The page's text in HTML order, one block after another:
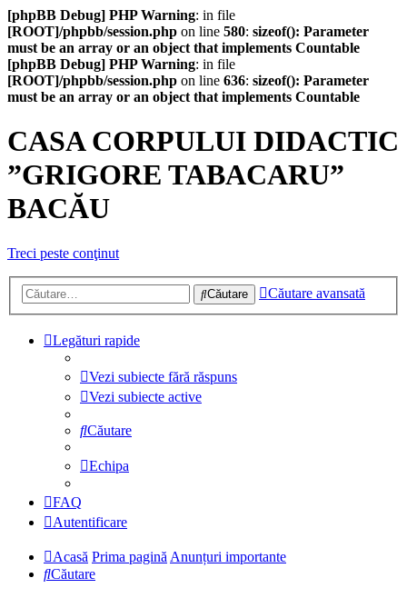
[phpBB Debug] PHP Warning: in file
[ROOT]/phpbb/session.php on line 580: sizeof(): Parameter
must be an array or an object that implements Countable
[phpBB Debug] PHP Warning: in file
[ROOT]/phpbb/session.php on line 636: sizeof(): Parameter
must be an array or an object that implements Countable
CASA CORPULUI DIDACTIC
”GRIGORE TABACARU”
BACĂU
Treci peste conţinut
Căutare Căutare avansată
Legături rapide
Vezi subiecte fără răspuns
Vezi subiecte active
Căutare
Echipa
FAQ
Autentificare
Acasă Prima paginăAnunțuri importante
Căutare